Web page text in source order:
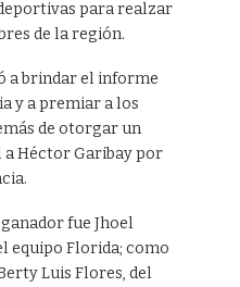
para realzar
de la región.
a brindar el informe
y a premiar a los
de otorgar un
Héctor Garibay por
fue Jhoel
equipo Florida; como
Luis Flores, del